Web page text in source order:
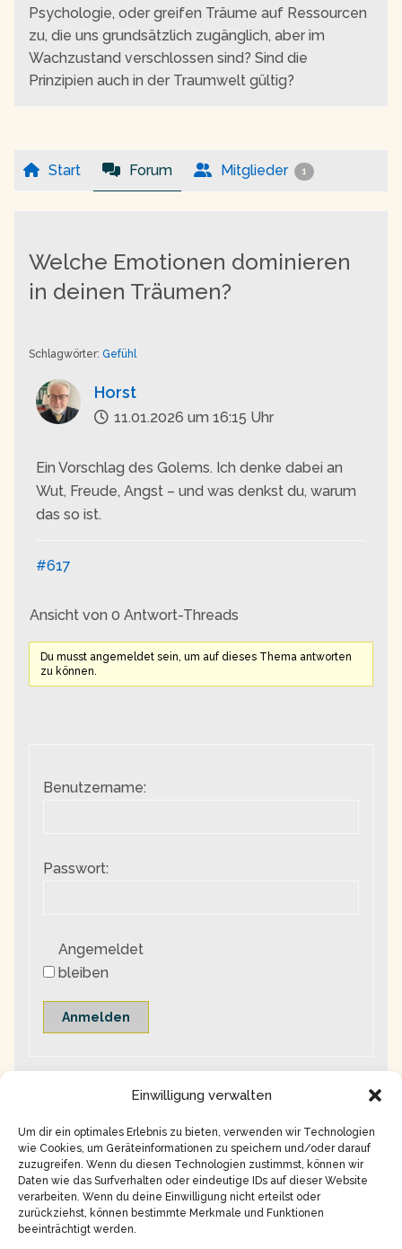
Einwilligung verwalten
Um dir ein optimales Erlebnis zu bieten, verwenden wir Technologien
wie Cookies, um Geräteinformationen zu speichern und/oder darauf
zuzugreifen. Wenn du diesen Technologien zustimmst, können wir
Daten wie das Surfverhalten oder eindeutige IDs auf dieser Website
verarbeiten. Wenn du deine Einwilligung nicht erteilst oder
zurückziehst, können bestimmte Merkmale und Funktionen
beeinträchtigt werden.
Psychologie, oder greifen Träume auf Ressourcen
zu, die uns grundsätzlich zugänglich, aber im
Wachzustand verschlossen sind? Sind die
Prinzipien auch in der Traumwelt gültig?
Start Forum Mitglieder 1
Welche Emotionen dominieren
in deinen Träumen?
Schlagwörter: Gefühl
Horst
11.01.2026 um 16:15 Uhr
Ein Vorschlag des Golems. Ich denke dabei an
Wut, Freude, Angst – und was denkst du, warum
das so ist.
#617
Ansicht von 0 Antwort-Threads
Du musst angemeldet sein, um auf dieses Thema antworten
zu können.
Benutzername:
Passwort:
Angemeldet
bleiben
Anmelden